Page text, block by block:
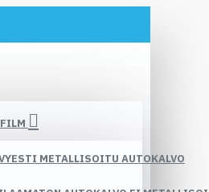
METALLISOITU AUTOKALVO